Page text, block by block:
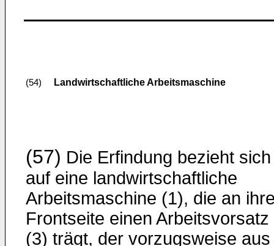
(54) Landwirtschaftliche Arbeitsmaschine
(57) Die Erfindung bezieht sich
auf eine landwirtschaftliche
Arbeitsmaschine (1), die an
Frontseite einen Arbeitsvorsatz
(3) trägt, der vorzugsweise aus